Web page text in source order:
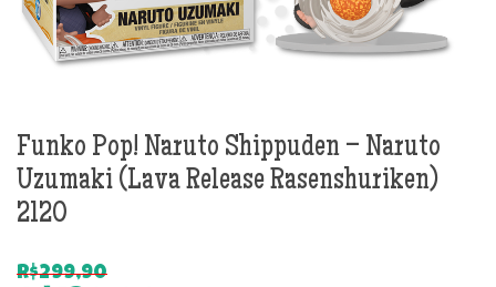
Funko Pop! Naruto Shippuden – Naruto
Uzumaki (Lava Release Rasenshuriken)
2120
R$299,90